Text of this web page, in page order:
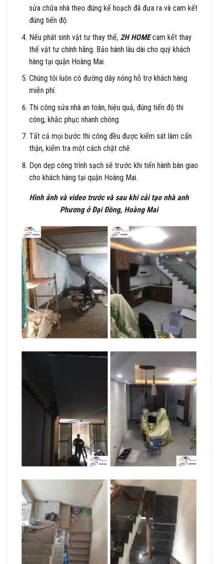
sửa chữa nhà theo đúng kế hoạch đã đưa ra và cam kết
đúng tiến độ.
Nếu phát sinh vật tư thay thế, 2H HOMEcam kết thay
thế vật tư chính hãng. Bảo hành lâu dài cho quý khách
hàng tại quận Hoàng Mai.
Chúng tôi luôn có đường dây nóng hỗ trợ khách hàng
miễn phí.
Thi công sửa nhà an toàn, hiệu quả, đúng tiến độ thi
công, khắc phục nhanh chóng.
Tất cả mọi bước thi công đều được kiểm sát làm cẩn
thận, kiểm tra một cách chặt chẽ.
Dọn dẹp công trình sạch sẽ trước khi tiến hành bàn giao
cho khách hàng tại quận Hoàng Mai.
Hình ảnh và video trước và sau khi cải tạo nhà anh
Phương ở Đại Đồng, Hoàng Mai